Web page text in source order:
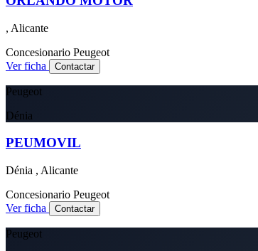
, Alicante
Concesionario Peugeot
Ver ficha
Contactar
Peugeot
Dénia
PEUMOVIL
Dénia , Alicante
Concesionario Peugeot
Ver ficha
Contactar
Peugeot